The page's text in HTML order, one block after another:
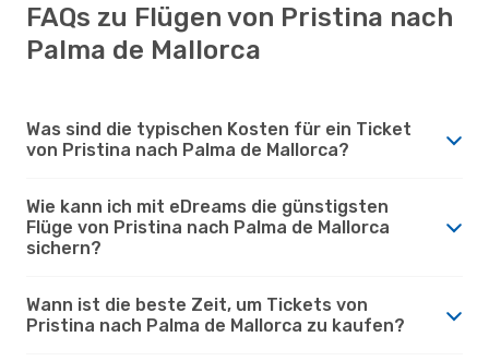
FAQs zu Flügen von Pristina nach
Palma de Mallorca
Was sind die typischen Kosten für ein Ticket
von Pristina nach Palma de Mallorca?
Wie kann ich mit eDreams die günstigsten
Flüge von Pristina nach Palma de Mallorca
sichern?
Wann ist die beste Zeit, um Tickets von
Pristina nach Palma de Mallorca zu kaufen?